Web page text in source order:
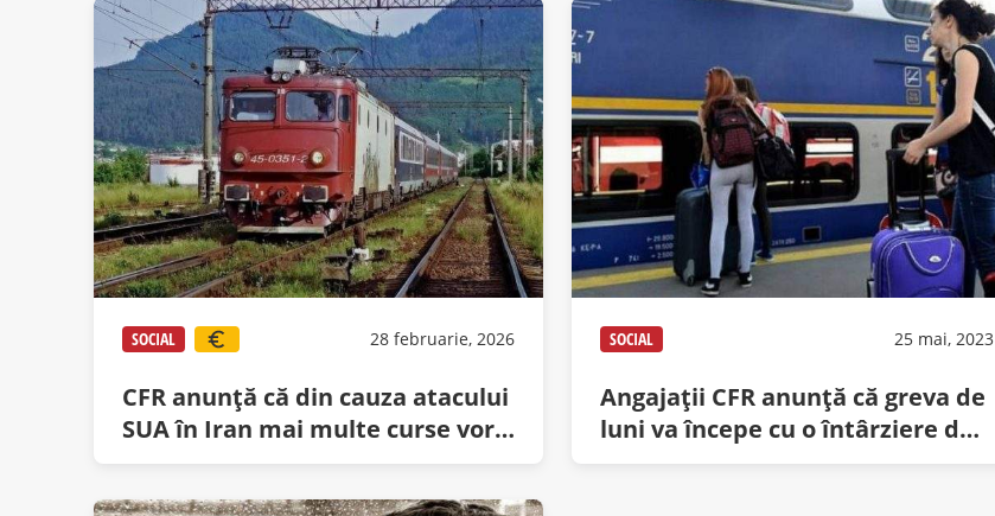
SOCIAL 28 februarie, 2026
CFR anunță că din cauza atacului
SUA în Iran mai multe curse vor
avea întârzieri
SOCIAL 25 mai, 2023
Angajații CFR anunță că greva de
luni va începe cu o întârziere de
400 de minute